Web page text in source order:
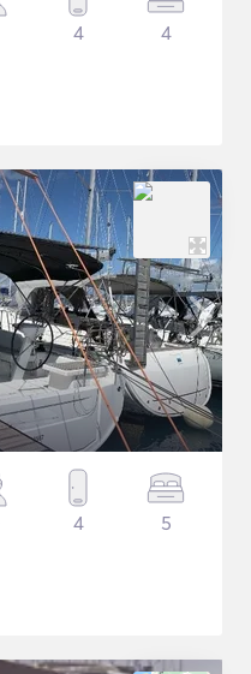
4 4
4 5